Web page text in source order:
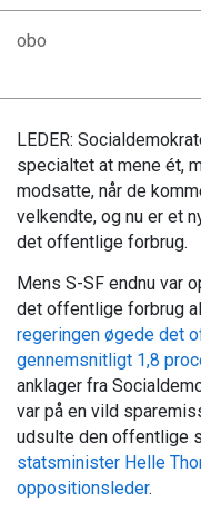
obo
LEDER:
specialtet at mene ét,
modsatte, når de
velkendte, og nu er et
det offentlige forbrug.
Mens S-SF endnu var
det offentlige forbrug
regeringen øgede det
gennemsnitligt 1,8
anklager fra
var på en vild
udsulte den offentlige
statsminister Helle
oppositionsleder.